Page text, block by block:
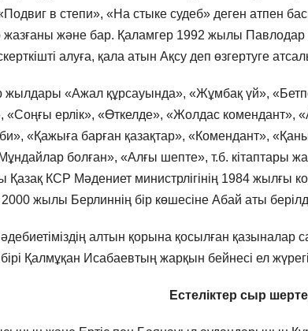
в степи», «На стыке судеб» деген атпен
жазғаны және бар. Қаламгер 1992 жылы
алуға, қала атын Ақсу деп өзгертуге
«Ажал құрсауында», «Жұмбақ үй»,
«Соңғы ерлік», «Өткелде», «Жолдас комендант»,
«Қажыға барған қазақтар», «Комендант»,
болған», «Алғы шепте», т.б. кітаптары
Қазақ КСР Мәдениет министрлігінің 1984 жылғы
жылы Берлиннің бір көшесіне Абай аты
алтын қорына қосылған
бірі Қалмұқан Исабаевтың жарқын бейнесі ел
Естеліктер сыр